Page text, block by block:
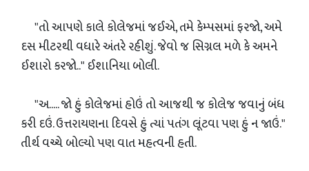
"તો આપણે કાલે કોલેજમાં જઈએ, તમે કેમ્પસમાં ફરજો, અમે
દસ મીટરથી વધારે અંતરે રહીશું. જેવો જ સિગ્નલ મળે કે અમને
ઈશારો કરજો.." ઈશાનિયા બોલી.
"અ..... જો હું કોલેજમાં હોઉં તો આજથી જ કોલેજ જવાનું બંધ
કરી દઉં. ઉત્તરાયણના દિવસે હું ત્યાં પતંગ લૂંટવા પણ હું ન જાઉં."
તીર્થ વચ્ચે બોલ્યો પણ વાત મહત્વની હતી.